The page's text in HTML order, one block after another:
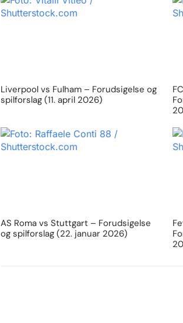
Liverpool vs Fulham – Forudsigelse og
spilforslag (11. april 2026)
AS Roma vs Stuttgart – Forudsigelse
og spilforslag (22. januar 2026)